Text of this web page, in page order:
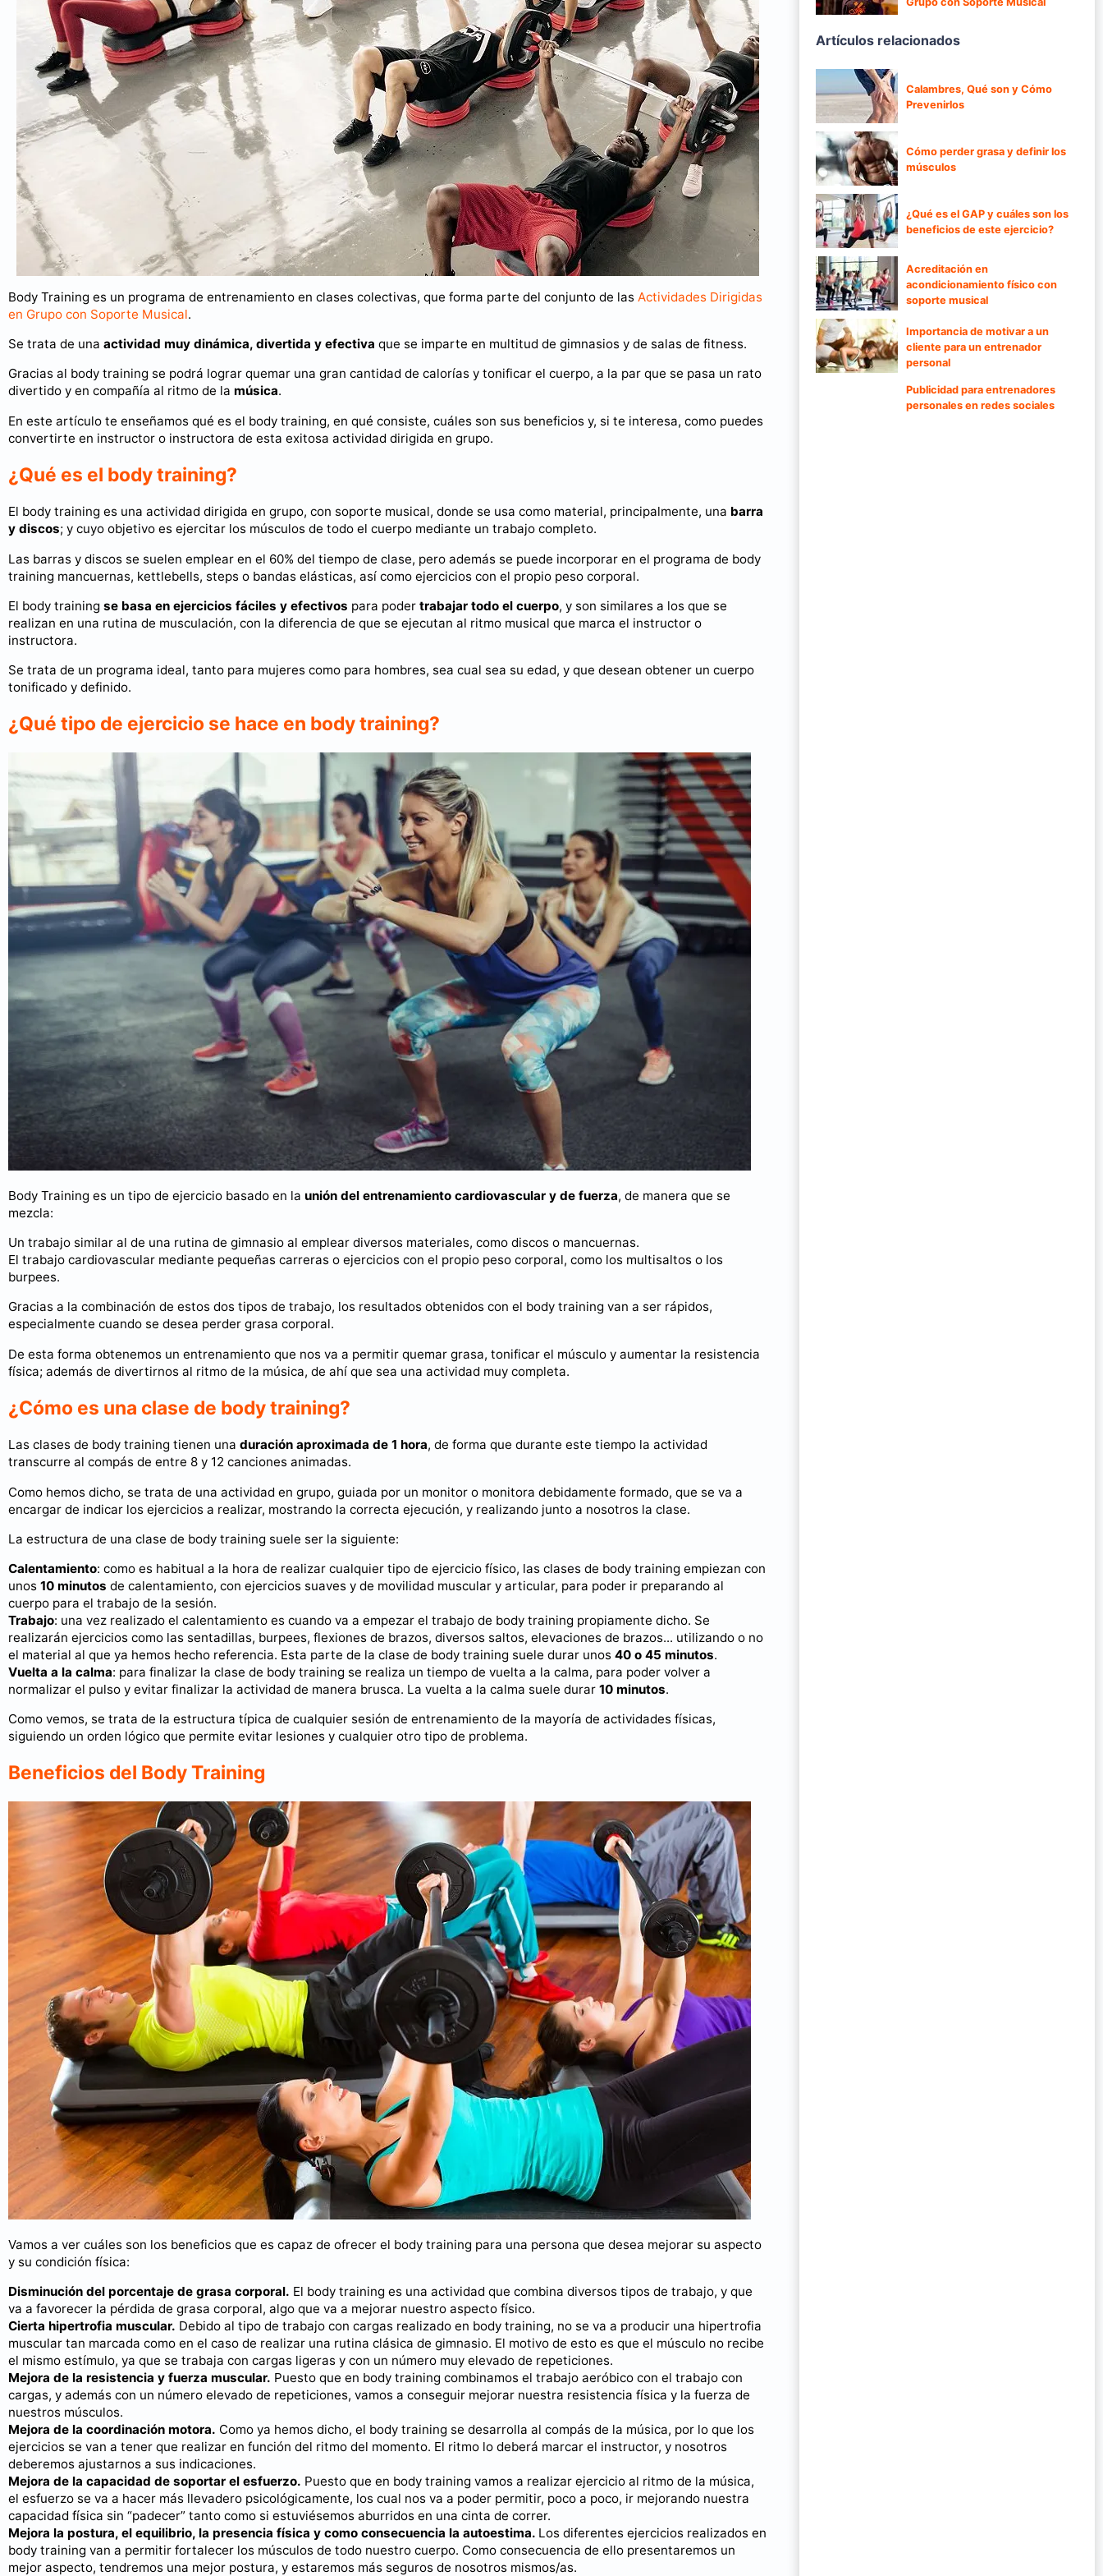
Body Training es un programa de entrenamiento en clases colectivas, que forma parte del conjunto de las Actividades Dirigidas
en Grupo con Soporte Musical.
Se trata de una actividad muy dinámica, divertida y efectiva que se imparte en multitud de gimnasios y de salas de fitness.
Gracias al body training se podrá lograr quemar una gran cantidad de calorías y tonificar el cuerpo, a la par que se pasa un rato
divertido y en compañía al ritmo de la música.
En este artículo te enseñamos qué es el body training, en qué consiste, cuáles son sus beneficios y, si te interesa, como puedes
convertirte en instructor o instructora de esta exitosa actividad dirigida en grupo.
¿Qué es el body training?
El body training es una actividad dirigida en grupo, con soporte musical, donde se usa como material, principalmente, una barra
y discos; y cuyo objetivo es ejercitar los músculos de todo el cuerpo mediante un trabajo completo.
Las barras y discos se suelen emplear en el 60% del tiempo de clase, pero además se puede incorporar en el programa de body
training mancuernas, kettlebells, steps o bandas elásticas, así como ejercicios con el propio peso corporal.
El body training se basa en ejercicios fáciles y efectivos para poder trabajar todo el cuerpo, y son similares a los que se
realizan en una rutina de musculación, con la diferencia de que se ejecutan al ritmo musical que marca el instructor o
instructora.
Se trata de un programa ideal, tanto para mujeres como para hombres, sea cual sea su edad, y que desean obtener un cuerpo
tonificado y definido.
¿Qué tipo de ejercicio se hace en body training?
Body Training es un tipo de ejercicio basado en la unión del entrenamiento cardiovascular y de fuerza, de manera que se
mezcla:
Un trabajo similar al de una rutina de gimnasio al emplear diversos materiales, como discos o mancuernas.
El trabajo cardiovascular mediante pequeñas carreras o ejercicios con el propio peso corporal, como los multisaltos o los
burpees.
Gracias a la combinación de estos dos tipos de trabajo, los resultados obtenidos con el body training van a ser rápidos,
especialmente cuando se desea perder grasa corporal.
De esta forma obtenemos un entrenamiento que nos va a permitir quemar grasa, tonificar el músculo y aumentar la resistencia
física; además de divertirnos al ritmo de la música, de ahí que sea una actividad muy completa.
¿Cómo es una clase de body training?
Las clases de body training tienen una duración aproximada de 1 hora, de forma que durante este tiempo la actividad
transcurre al compás de entre 8 y 12 canciones animadas.
Como hemos dicho, se trata de una actividad en grupo, guiada por un monitor o monitora debidamente formado, que se va a
encargar de indicar los ejercicios a realizar, mostrando la correcta ejecución, y realizando junto a nosotros la clase.
La estructura de una clase de body training suele ser la siguiente:
Calentamiento: como es habitual a la hora de realizar cualquier tipo de ejercicio físico, las clases de body training empiezan con
unos 10 minutos de calentamiento, con ejercicios suaves y de movilidad muscular y articular, para poder ir preparando al
cuerpo para el trabajo de la sesión.
Trabajo: una vez realizado el calentamiento es cuando va a empezar el trabajo de body training propiamente dicho. Se
realizarán ejercicios como las sentadillas, burpees, flexiones de brazos, diversos saltos, elevaciones de brazos... utilizando o no
el material al que ya hemos hecho referencia. Esta parte de la clase de body training suele durar unos 40 o 45 minutos.
Vuelta a la calma: para finalizar la clase de body training se realiza un tiempo de vuelta a la calma, para poder volver a
normalizar el pulso y evitar finalizar la actividad de manera brusca. La vuelta a la calma suele durar 10 minutos.
Como vemos, se trata de la estructura típica de cualquier sesión de entrenamiento de la mayoría de actividades físicas,
siguiendo un orden lógico que permite evitar lesiones y cualquier otro tipo de problema.
Beneficios del Body Training
Vamos a ver cuáles son los beneficios que es capaz de ofrecer el body training para una persona que desea mejorar su aspecto
y su condición física:
Disminución del porcentaje de grasa corporal. El body training es una actividad que combina diversos tipos de trabajo, y que
va a favorecer la pérdida de grasa corporal, algo que va a mejorar nuestro aspecto físico.
Cierta hipertrofia muscular. Debido al tipo de trabajo con cargas realizado en body training, no se va a producir una hipertrofia
muscular tan marcada como en el caso de realizar una rutina clásica de gimnasio. El motivo de esto es que el músculo no recibe
el mismo estímulo, ya que se trabaja con cargas ligeras y con un número muy elevado de repeticiones.
Mejora de la resistencia y fuerza muscular. Puesto que en body training combinamos el trabajo aeróbico con el trabajo con
cargas, y además con un número elevado de repeticiones, vamos a conseguir mejorar nuestra resistencia física y la fuerza de
nuestros músculos.
Mejora de la coordinación motora. Como ya hemos dicho, el body training se desarrolla al compás de la música, por lo que los
ejercicios se van a tener que realizar en función del ritmo del momento. El ritmo lo deberá marcar el instructor, y nosotros
deberemos ajustarnos a sus indicaciones.
Mejora de la capacidad de soportar el esfuerzo. Puesto que en body training vamos a realizar ejercicio al ritmo de la música,
el esfuerzo se va a hacer más llevadero psicológicamente, los cual nos va a poder permitir, poco a poco, ir mejorando nuestra
capacidad física sin “padecer” tanto como si estuviésemos aburridos en una cinta de correr.
Mejora la postura, el equilibrio, la presencia física y como consecuencia la autoestima. Los diferentes ejercicios realizados en
body training van a permitir fortalecer los músculos de todo nuestro cuerpo. Como consecuencia de ello presentaremos un
mejor aspecto, tendremos una mejor postura, y estaremos más seguros de nosotros mismos/as.
Artículos relacionados
Calambres, Qué son y Cómo
Prevenirlos
Cómo perder grasa y definir los
músculos
¿Qué es el GAP y cuáles son los
beneficios de este ejercicio?
Acreditación en
acondicionamiento físico con
soporte musical
Importancia de motivar a un
cliente para un entrenador
personal
Publicidad para entrenadores
personales en redes sociales